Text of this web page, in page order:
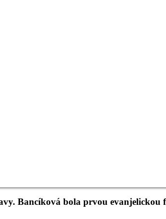
Bancíková bola prvou evanjelickou